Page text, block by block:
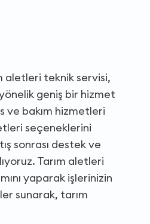
aletleri teknik servisi,
geniş bir hizmet
ve bakım hizmetleri
seçeneklerini
sonrası destek ve
Tarım aletleri
yaparak işlerinizin
sunarak, tarım